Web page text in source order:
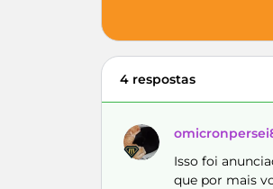
4 respostas
Isso foi
que por mais